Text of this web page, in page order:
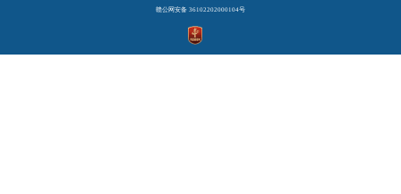
赣公网安备 36102202000104号